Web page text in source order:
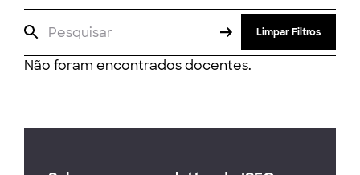
Limpar Filtros
Não foram encontrados docentes.